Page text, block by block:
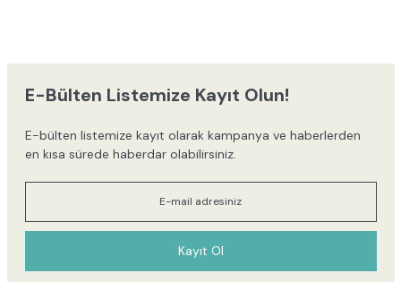
Ürün resmi kalitesiz, bozuk veya görüntülenemiyor.
Ürün açıklamasında eksik bilgiler bulunuyor.
Ürün fiyatı diğer sitelerden daha pahalı.
Bu ürüne benzer farklı alternatifler olmalı.
E-Bülten Listemize Kayıt Olun!
E-bülten listemize kayıt olarak kampanya ve haberlerden
en kısa sürede haberdar olabilirsiniz.
Kayıt Ol